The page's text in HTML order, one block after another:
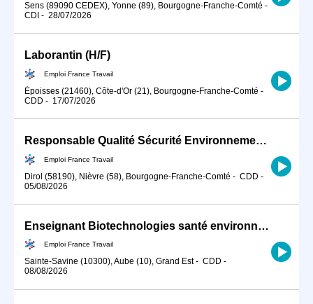
Sens (89090 CEDEX), Yonne (89), Bourgogne-Franche-Comté -
CDI - 28/07/2026
Laborantin (H/F)
Emploi France Travail
Époisses (21460), Côte-d'Or (21), Bourgogne-Franche-Comté -
CDD - 17/07/2026
Responsable Qualité Sécurité Environnement -QSE- en industrie (H/F)
Emploi France Travail
Dirol (58190), Nièvre (58), Bourgogne-Franche-Comté - CDD -
05/08/2026
Enseignant Biotechnologies santé environnement (H/F) - ST-SAVINE (10) - P7200
Emploi France Travail
Sainte-Savine (10300), Aube (10), Grand Est- CDD -
08/08/2026